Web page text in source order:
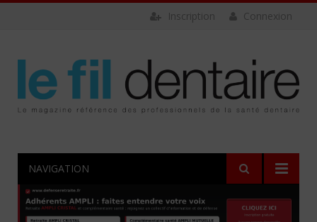
Connexion
Inscription
NAVIGATION